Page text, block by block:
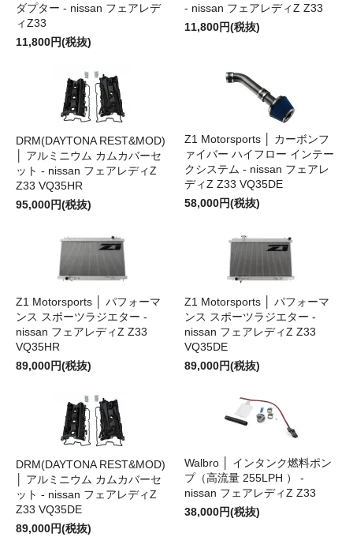
ダプター - nissan フェアレデ
ィZ33
11,800円(税抜)
- nissan フェアレディZ Z33
11,800円(税抜)
DRM(DAYTONA REST&MOD)
│ アルミニウム カムカバーセ
ット - nissan フェアレディZ
Z33 VQ35HR
95,000円(税抜)
Z1 Motorsports │ カーボンフ
ァイバー ハイフロー インテー
クシステム - nissan フェアレ
ディZ Z33 VQ35DE
58,000円(税抜)
Z1 Motorsports │ パフォーマ
ンス スポーツラジエター -
nissan フェアレディZ Z33
VQ35HR
89,000円(税抜)
Z1 Motorsports │ パフォーマ
ンス スポーツラジエター -
nissan フェアレディZ Z33
VQ35DE
89,000円(税抜)
DRM(DAYTONA REST&MOD)
│ アルミニウム カムカバーセ
ット - nissan フェアレディZ
Z33 VQ35DE
89,000円(税抜)
Walbro │ インタンク燃料ポン
プ（高流量 255LPH ） -
nissan フェアレディZ Z33
38,000円(税抜)